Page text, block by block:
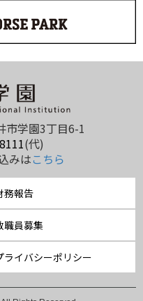
市学園3丁目6-1
(代)
みはこちら
務報告
職員募集
ライバシーポリシー